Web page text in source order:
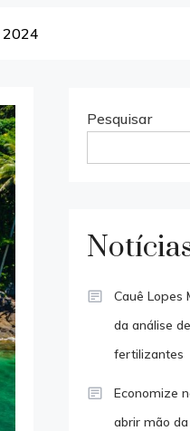
2024
Pesquisar
Cauê Lopes
da análise
fertilizantes
Economize
abrir mão